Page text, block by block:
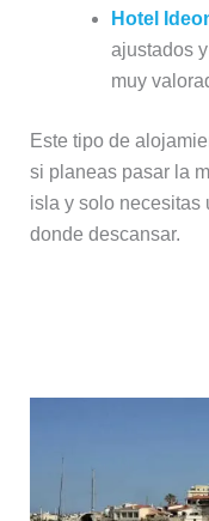
Hotel
ajustados
muy
Este tipo de
si planeas pasar la
isla y solo necesitas
donde descansar.